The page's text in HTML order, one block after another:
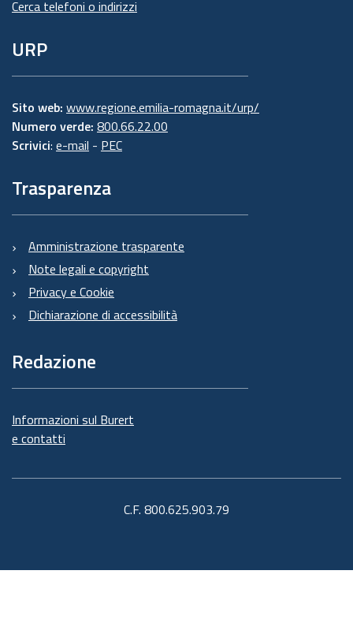
Cerca telefoni o indirizzi
URP
Sito web: www.regione.emilia-romagna.it/urp/
Numero verde: 800.66.22.00
Scrivici: e-mail - PEC
Trasparenza
Amministrazione trasparente
Note legali e copyright
Privacy e Cookie
Dichiarazione di accessibilità
Redazione
Informazioni sul Burert
e contatti
C.F. 800.625.903.79